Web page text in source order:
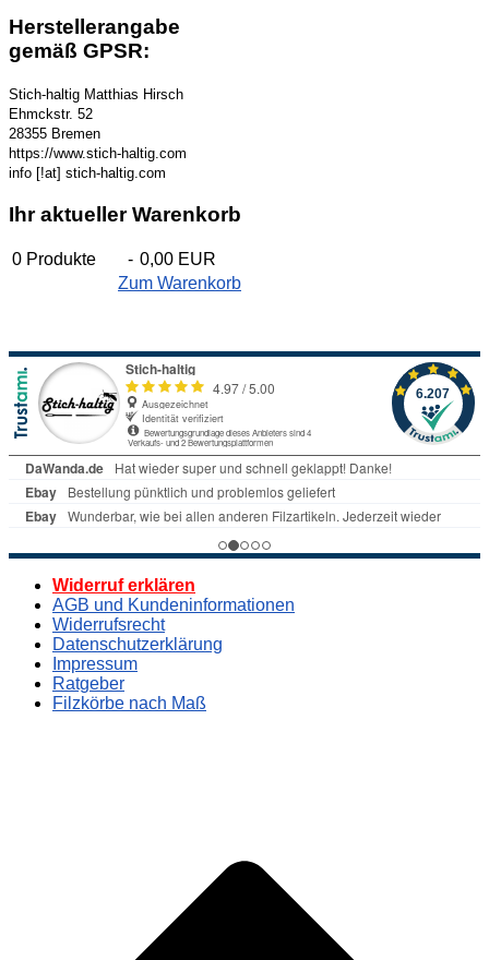
Herstellerangabe
gemäß GPSR:
Stich-haltig Matthias Hirsch
Ehmckstr. 52
28355 Bremen
https://www.stich-haltig.com
info [!at] stich-haltig.com
Ihr aktueller Warenkorb
0 Produkte - 0,00 EUR
Zum Warenkorb
Widerruf erklären
AGB und Kundeninformationen
Widerrufsrecht
Datenschutzerklärung
Impressum
Ratgeber
Filzkörbe nach Maß